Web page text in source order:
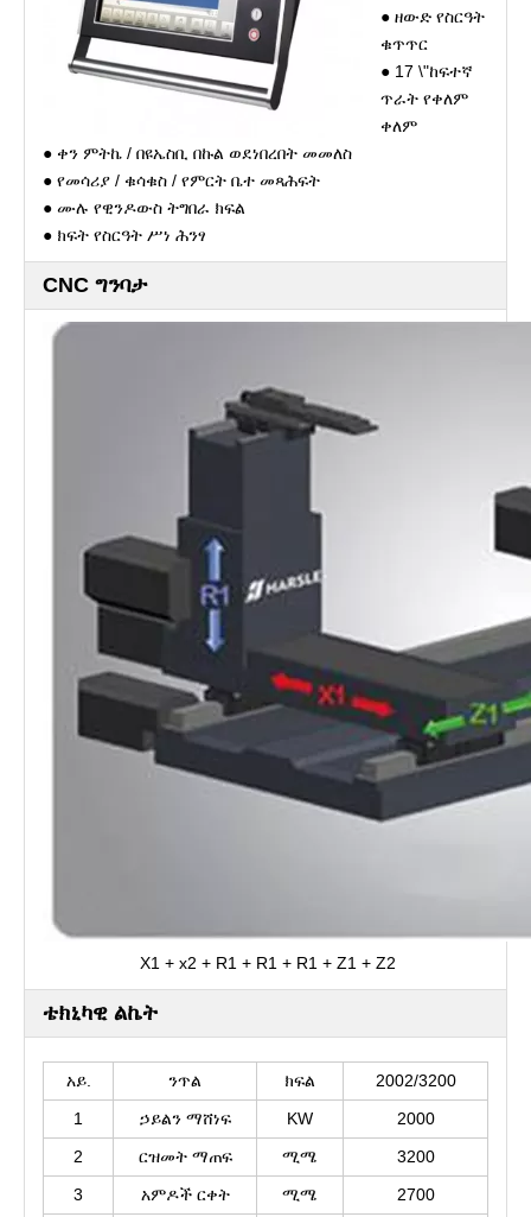
● ዘውድ የስርዓት
ቁጥጥር
● 17 \"ከፍተኛ
ጥራት የቀለም
ቀለም
● ቀን ምትኬ / በዩኤስቢ በኩል ወደነበረበት መመለስ
● የመሳሪያ / ቁሳቁስ / የምርት ቤተ መጻሕፍት
● ሙሉ የዊንዶውስ ትግበራ ክፍል
● ክፍት የስርዓት ሥነ ሕንፃ
CNC ግንባታ
X1 + x2 + R1 + R1 + R1 + Z1 + Z2
ቴክኒካዊ ልኬት
አይ. ንጥል ክፍል
2002/3200
1
ኃይልን ማሸነፍ KW
2000
2
ርዝመት ማጠፍ ሚሜ
3200
3
አምዶች ርቀት ሚሜ 2700